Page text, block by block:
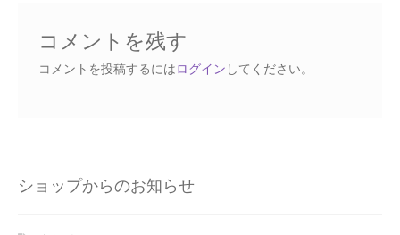
Affiliate Dashboard
Shipment Tracking
コメントを残す
コメントを投稿するにはログイン してください。
ショップからのお知らせ